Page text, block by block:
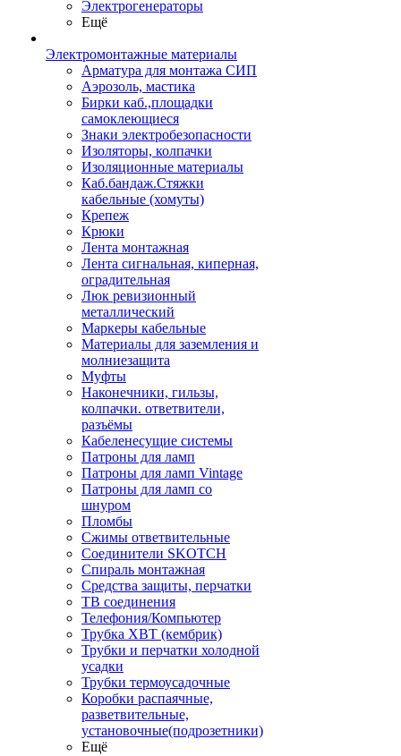
Электрогенераторы
Ещё
Электромонтажные материалы
Арматура для монтажа СИП
Аэрозоль, мастика
Бирки каб.,площадки
самоклеющиеся
Знаки электробезопасности
Изоляторы, колпачки
Изоляционные материалы
Каб.бандаж.Стяжки
кабельные (хомуты)
Крепеж
Крюки
Лента монтажная
Лента сигнальная, киперная,
оградительная
Люк ревизионный
металлический
Маркеры кабельные
Материалы для заземления и
молниезащита
Муфты
Наконечники, гильзы,
колпачки. ответвители,
разъёмы
Кабеленесущие системы
Патроны для ламп
Патроны для ламп Vintage
Патроны для ламп со
шнуром
Пломбы
Сжимы ответвительные
Соединители SKOTCH
Спираль монтажная
Средства защиты, перчатки
ТВ соединения
Телефония/Компьютер
Трубка ХВТ (кембрик)
Трубки и перчатки холодной
усадки
Трубки термоусадочные
Коробки распаячные,
разветвительные,
установочные(подрозетники)
Ещё